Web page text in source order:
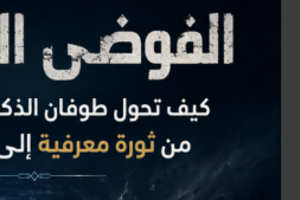
VISIT WEBSITE